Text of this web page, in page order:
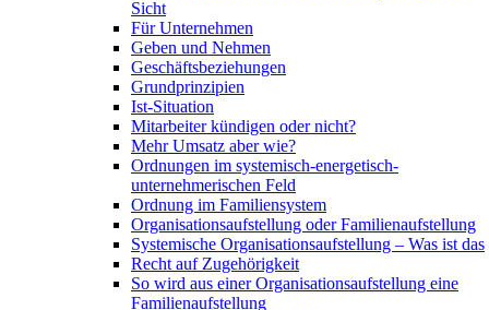
Sicht
Für Unternehmen
Geben und Nehmen
Geschäftsbeziehungen
Grundprinzipien
Ist-Situation
Mitarbeiter kündigen oder nicht?
Mehr Umsatz aber wie?
Ordnungen im systemisch-energetisch-
unternehmerischen Feld
Ordnung im Familiensystem
Organisationsaufstellung oder Familienaufstellung
Systemische Organisationsaufstellung – Was ist das
Recht auf Zugehörigkeit
So wird aus einer Organisationsaufstellung eine
Familienaufstellung